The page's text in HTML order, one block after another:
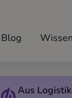
Blog Wissen
Aus